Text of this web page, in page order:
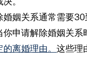
婚姻关系通常需要
你申请解除婚姻关
的离婚理由。这些理